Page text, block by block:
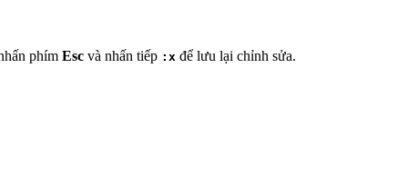
phím Esc và nhấn tiếp :x để lưu lại chỉnh sửa.